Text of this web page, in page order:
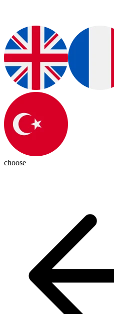
choose